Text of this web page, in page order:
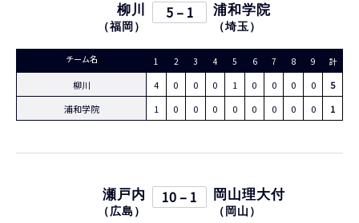
柳川
（福岡 ）
5 – 1 浦和学院
（埼玉 ）
チーム名 1 2 3 4 5 6 7 8 9 計
柳川 4 0 0 0 1 0 0 0 0
5
浦和学院
1 0 0 0 0 0 0 0 0 1
瀬戸内
（ 広島 ）
10 – 1 岡山理大付
（ 岡山 ）